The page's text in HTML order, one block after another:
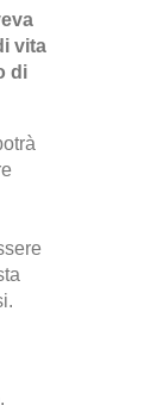
vita
di
.